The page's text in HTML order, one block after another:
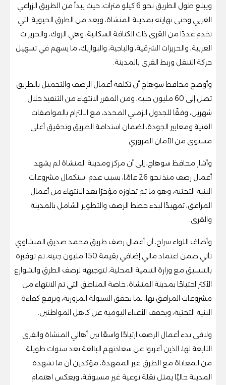
ويبلغ طول الطريق نحو 6 كيلو مترات، حيث يبدأ من الطريق الزراعي
الغربي وحتى نهايته بمدينة المنشاة، ويعد من الطرق الحيوية التي
تخدم عددًا من القرى ذات الكثافة السكانية، وهي الزوك، والحريزات
الغربية، والحريزات الشرقية، والباجية، والبواريك، ما يسهم في تسهيل
حركة التنقل وربط القرى بالمدينة.
وأوضح محافظ سوهاج أن تكلفة أعمال الرصف والتجميل بالطريق
تصل إلى 60 مليون جنيه، ومن المقرر الانتهاء من التنفيذ خلال
شهرين، وفقًا للجدول الزمني المحدد، مع الالتزام بالمواصفات
الفنية ومعايير الجودة، لضمان استدامة الطريق وتحقيق أعلى
مستوى من الأمان المروري.
وأشار محافظ سوهاج، إلى أن مركز ومدينة المنشاة لم يشهد
أعمال رصف منذ نحو 26 عامًا، بسبب عدم استكمال مشروعات
البنية التحتية، وهو ما تم تجاوزه مؤخرًا بعد الانتهاء من أعمال
المرافق، تمهيدًا لبدء خطط الرصف والتطوير الشامل بالمدينة
والقرى.
وأضاف اللواء سراج، أن أعمال رصف طريق محمد صديق المنشاوي
تأتي ضمن اعتماد مالي إضافي بقيمة 150 مليون جنيه، تم توفيره
بالتنسيق مع وزارة التنمية المحلية، لتوجيهه لرصف الطرق والشوارع
الأكثر احتياجًا بمدينة المنشاة، خاصة المناطق التي تم الانتهاء من
مشروعات المرافق بها، بما يحقق السيولة المرورية، ويرفع كفاءة
البنية التحتية، ويخفف الأعباء اليومية عن كاهل المواطنين.
ولاقى بدء أعمال الرصف ارتياحًا واسعًا بين أهالي المنشاة والقرى
التابعة لها، الذين أعربوا عن سعادتهم البالغة بعد سنوات طويلة
من المعاناة مع الطرق غير الممهدة، مؤكدين أن ما تشهده
المدينة حاليًا يمثل نقلة نوعية غير مسبوقة، ويعكس اهتمام